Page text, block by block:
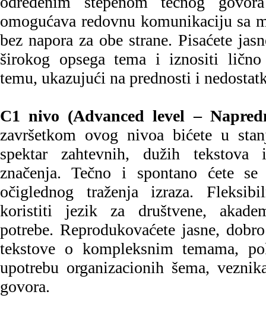
omogućava redovnu komunikaciju sa
bez napora za obe strane. Pisaćete
širokog opsega tema i iznositi lično
temu, ukazujući na prednosti i
C1 nivo (Advanced level –
završetkom ovog nivoa bićete u
spektar zahtevnih, dužih tekstova
značenja. Tečno i spontano ćete
očiglednog traženja izraza.
koristiti jezik za društvene,
potrebe. Reprodukovaćete jasne,
tekstove o kompleksnim temama,
upotrebu organizacionih šema,
govora.